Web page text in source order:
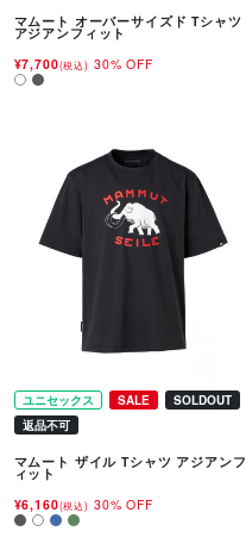
マムート オーバーサイズド Tシャツ
アジアンフィット
¥7,700(税込) 30% OFF
ユニセックス SALE
SOLDOUT
返品不可
マムート ザイル Tシャツ アジアンフ
ィット
¥6,160(税込) 30% OFF